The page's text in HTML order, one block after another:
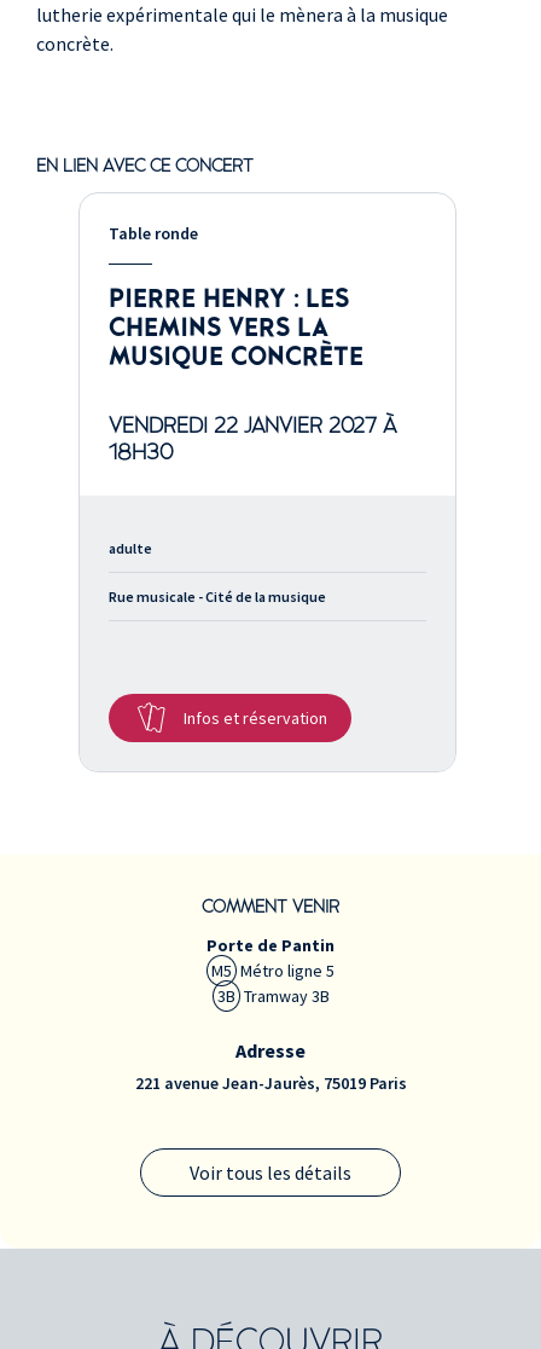
lutherie expérimentale qui le mènera à la musique
concrète.
EN LIEN AVEC CE CONCERT
Table ronde
PIERRE HENRY : LES
CHEMINS VERS LA
MUSIQUE CONCRÈTE
VENDREDI 22 JANVIER 2027 À
18H30
adulte
Rue musicale - Cité de la musique
Infos et réservation
COMMENT VENIR
Voir tous les détails
Porte de Pantin
M5 Métro ligne 5
3B Tramway 3B
Adresse
221 avenue Jean-Jaurès, 75019 Paris